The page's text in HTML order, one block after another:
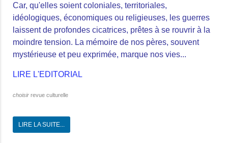
Car, qu'elles soient coloniales, territoriales,
idéologiques, économiques ou religieuses, les guerres
laissent de profondes cicatrices, prêtes à se rouvrir à la
moindre tension. La mémoire de nos pères, souvent
mystérieuse et peu exprimée, marque nos vies...
LIRE L'EDITORIAL
choisir revue culturelle
LIRE LA SUITE...